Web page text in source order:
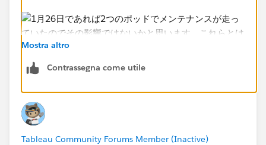
Mostra altro
Contrassegna come utile
Tableau Community Forums Member (Inactive)